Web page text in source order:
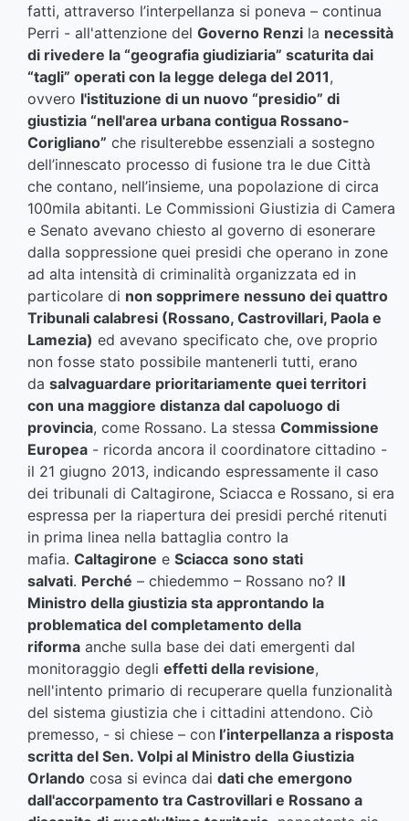
fatti, attraverso l’interpellanza si poneva – continua
Perri - all'attenzione del Governo Renzi la necessità
di rivedere la “geografia giudiziaria” scaturita dai
“tagli” operati con la legge delega del 2011,
ovvero l'istituzione di un nuovo “presidio” di
giustizia “nell'area urbana contigua Rossano-
Corigliano” che risulterebbe essenziali a sostegno
dell’innescato processo di fusione tra le due Città
che contano, nell’insieme, una popolazione di circa
100mila abitanti. Le Commissioni Giustizia di Camera
e Senato avevano chiesto al governo di esonerare
dalla soppressione quei presidi che operano in zone
ad alta intensità di criminalità organizzata ed in
particolare di non sopprimere nessuno dei quattro
Tribunali calabresi (Rossano, Castrovillari, Paola e
Lamezia) ed avevano specificato che, ove proprio
non fosse stato possibile mantenerli tutti, erano
da salvaguardare prioritariamente quei territori
con una maggiore distanza dal capoluogo di
provincia, come Rossano. La stessa Commissione
Europea - ricorda ancora il coordinatore cittadino -
il 21 giugno 2013, indicando espressamente il caso
dei tribunali di Caltagirone, Sciacca e Rossano, si era
espressa per la riapertura dei presidi perché ritenuti
in prima linea nella battaglia contro la
mafia. Caltagirone e Sciacca sono stati
salvati. Perché – chiedemmo – Rossano no? Il
Ministro della giustizia sta approntando la
problematica del completamento della
riforma anche sulla base dei dati emergenti dal
monitoraggio degli effetti della revisione,
nell'intento primario di recuperare quella funzionalità
del sistema giustizia che i cittadini attendono. Ciò
premesso, - si chiese – con l’interpellanza a risposta
scritta del Sen. Volpi al Ministro della Giustizia
Orlando cosa si evinca dai dati che emergono
dall'accorpamento tra Castrovillari e Rossano a